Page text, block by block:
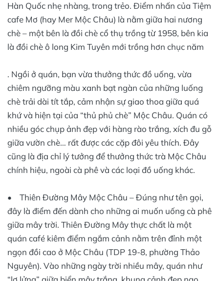
Hàn Quốc nhẹ nhàng, trong trẻo. Điểm nhấn của Tiệm
cafe Mơ (hay Mer Mộc Châu) là nằm giữa hai nương
chè – một bên là đồi chè cổ thụ trồng từ 1958, bên kia
là đồi chè ô long Kim Tuyên mới trồng hơn chục năm
. Ngồi ở quán, bạn vừa thưởng thức đồ uống, vừa
chiêm ngưỡng màu xanh bạt ngàn của những luống
chè trải dài tít tắp, cảm nhận sự giao thoa giữa quá
khứ và hiện tại của “thủ phủ chè” Mộc Châu. Quán có
nhiều góc chụp ảnh đẹp với hàng rào trắng, xích đu gỗ
giữa vườn chè… rất được các cặp đôi yêu thích. Đây
cũng là địa chỉ lý tưởng để thưởng thức trà Mộc Châu
chính hiệu, ngoài cà phê và các loại đồ uống khác.
• Thiên Đường Mây Mộc Châu – Đúng như tên gọi,
đây là điểm đến dành cho những ai muốn uống cà phê
giữa mây trời. Thiên Đường Mây thực chất là một
quán café kiêm điểm ngắm cảnh nằm trên đỉnh một
ngọn đồi cao ở Mộc Châu (TDP 19-8, phường Thảo
Nguyên). Vào những ngày trời nhiều mây, quán như